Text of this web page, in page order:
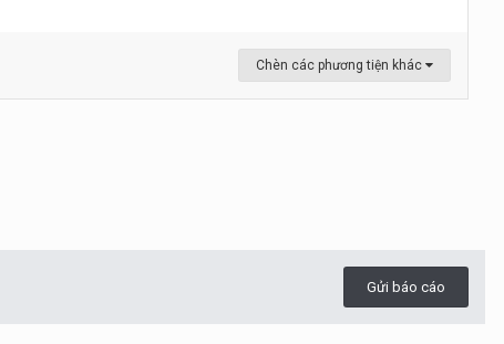
Chèn các phương tiện khác
Gửi báo cáo